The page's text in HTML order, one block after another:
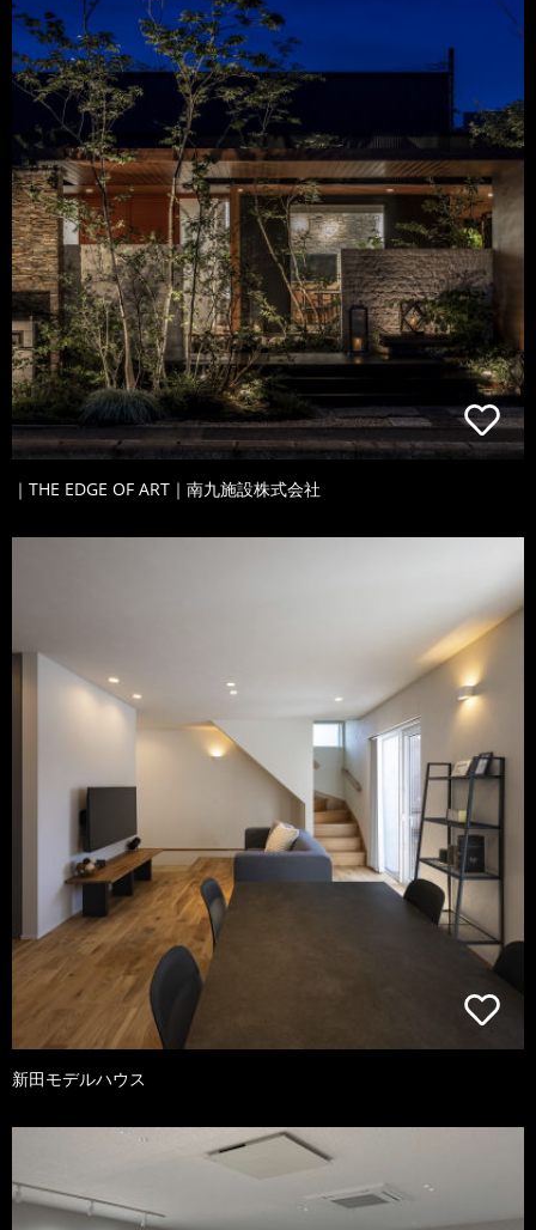
｜THE EDGE OF ART｜南九施設株式会社
新田モデルハウス